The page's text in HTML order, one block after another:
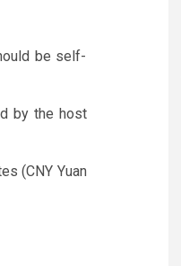
be self-
by the host
(CNY Yuan